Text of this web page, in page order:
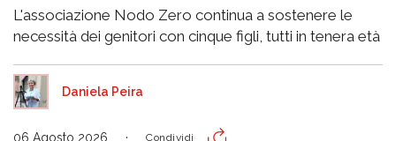
L'associazione Nodo Zero continua a sostenere le
necessità dei genitori con cinque figli, tutti in tenera età
Daniela Peira
06 Agosto 2026 Condividi